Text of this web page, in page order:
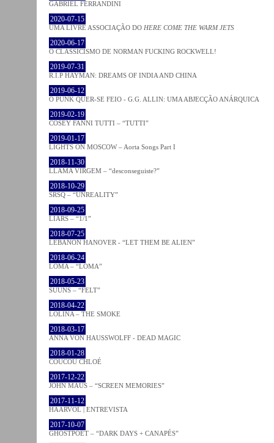
GABRIEL FERRANDINI
2020-07-15
UMA LIVRE ASSOCIAÇÃO DO HERE COME THE WARM JETS
2020-06-17
O CLASSICISMO DE NORMAN FUCKING ROCKWELL!
2019-07-31
R.I.P HAYMAN: DREAMS OF INDIA AND CHINA
2019-06-12
O PUNK QUER-SE FEIO - G.G. ALLIN: UMA ABJECÇÃO ANÁRQUICA
2019-02-19
COSEY FANNI TUTTI – “TUTTI”
2019-01-17
LIGHTS ON MOSCOW – Aorta Songs Part I
2018-11-30
LLAMA VIRGEM – “desconseguiste?”
2018-10-29
SRSQ – “UNREALITY”
2018-09-25
LIARS – “1/1”
2018-07-25
LEBANON HANOVER - “LET THEM BE ALIEN”
2018-06-24
LOMA – “LOMA”
2018-05-23
SUUNS – “FELT”
2018-04-22
LOLINA – THE SMOKE
2018-03-17
ANNA VON HAUSSWOLFF - DEAD MAGIC
2018-01-28
COUCOU CHLOÉ
2017-12-22
JOHN MAUS – “SCREEN MEMORIES”
2017-11-12
HAARVÖL | ENTREVISTA
2017-10-07
GHOSTPOET – “DARK DAYS + CANAPÉS”